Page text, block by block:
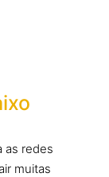
as redes
muitas